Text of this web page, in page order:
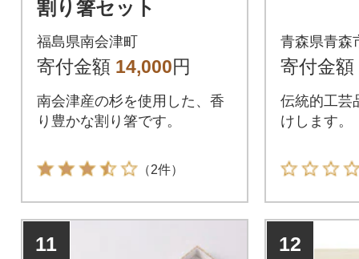
割り箸セット
福島県南会津町
寄付金額 14,000円
南会津産の杉を使用した、香
り豊かな割り箸です。
（2件）
青森県青森
寄付金額
伝統的工芸
けします。
11 12